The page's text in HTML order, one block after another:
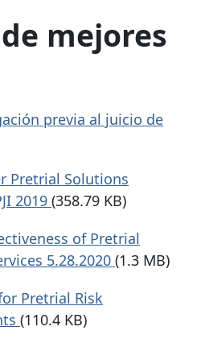
mejores
previa al juicio de
Pretrial Solutions
2019 (358.79 KB)
of Pretrial
5.28.2020 (1.3 MB)
Pretrial Risk
(110.4 KB)